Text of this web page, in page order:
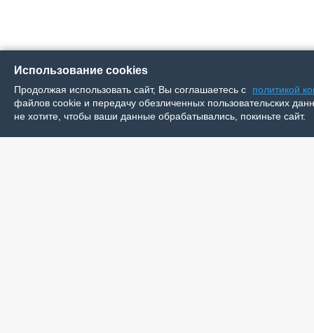
Использование cookies
Продолжая использовать сайт, Вы соглашаетесь с
политикой
файлов cookie и передачу обезличенных пользовательских
не хотите, чтобы ваши данные обрабатывались, покиньте сайт.